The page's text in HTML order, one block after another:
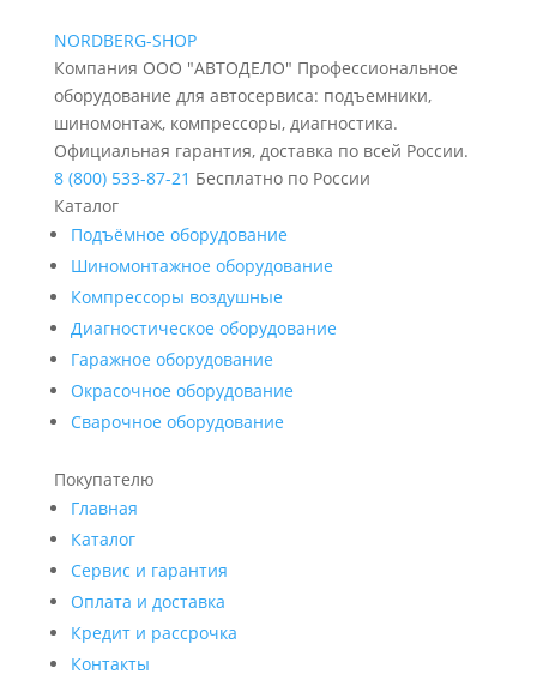
NORDBERG-SHOP
Компания ООО "АВТОДЕЛО" Профессиональное
оборудование для автосервиса: подъемники,
шиномонтаж, компрессоры, диагностика.
Официальная гарантия, доставка по всей России.
8 (800) 533-87-21 Бесплатно по России
Каталог
Подъёмное оборудование
Шиномонтажное оборудование
Компрессоры воздушные
Диагностическое оборудование
Гаражное оборудование
Окрасочное оборудование
Сварочное оборудование
Покупателю
Главная
Каталог
Сервис и гарантия
Оплата и доставка
Кредит и рассрочка
Контакты